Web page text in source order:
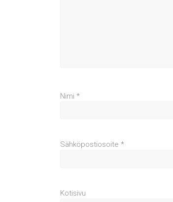
Nimi *
Sähköpostiosoite *
Kotisivu